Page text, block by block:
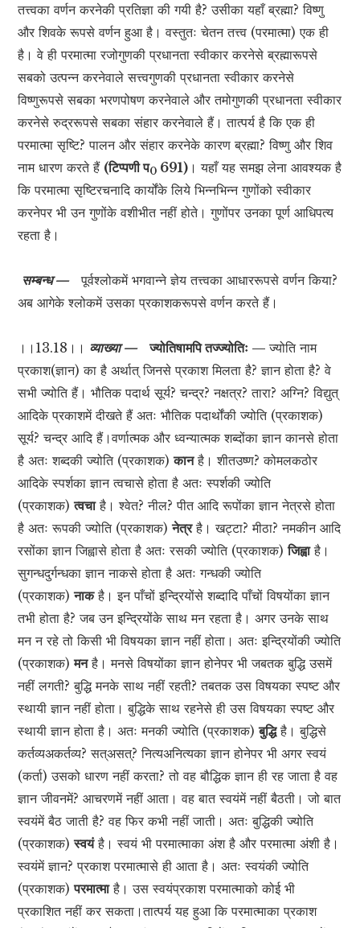
तत्त्वका वर्णन करनेकी प्रतिज्ञा की गयी है? उसीका यहाँ ब्रह्मा? विष्णु
और शिवके रूपसे वर्णन हुआ है। वस्तुतः चेतन तत्त्व (परमात्मा) एक ही
है। वे ही परमात्मा रजोगुणकी प्रधानता स्वीकार करनेसे ब्रह्मारूपसे
सबको उत्पन्न करनेवाले सत्त्वगुणकी प्रधानता स्वीकार करनेसे
विष्णुरूपसे सबका भरणपोषण करनेवाले और तमोगुणकी प्रधानता स्वीकार
करनेसे रुद्ररूपसे सबका संहार करनेवाले हैं। तात्पर्य है कि एक ही
परमात्मा सृष्टि? पालन और संहार करनेके कारण ब्रह्मा? विष्णु और शिव
नाम धारण करते हैं (टिप्पणी प0 691) । यहाँ यह समझ लेना आवश्यक है
कि परमात्मा सृष्टिरचनादि कार्योंके लिये भिन्नभिन्न गुणोंको स्वीकार
करनेपर भी उन गुणोंके वशीभीत नहीं होते। गुणोंपर उनका पूर्ण आधिपत्य
रहता है।
सम्बन्ध —
पूर्वश्लोकमें भगवान्ने ज्ञेय तत्त्वका आधाररूपसे वर्णन किया?
अब आगेके श्लोकमें उसका प्रकाशकरूपसे वर्णन करते हैं।
।।13.18।। व्याख्या — ज्योतिषामपि तज्ज्योतिः —ज्योति नाम
प्रकाश(ज्ञान) का है अर्थात् जिनसे प्रकाश मिलता है? ज्ञान होता है? वे
सभी ज्योति हैं। भौतिक पदार्थ सूर्य? चन्द्र? नक्षत्र? तारा? अग्नि? विद्युत्
आदिके प्रकाशमें दीखते हैं अतः भौतिक पदार्थोंकी ज्योति (प्रकाशक)
सूर्य? चन्द्र आदि हैं।वर्णात्मक और ध्वन्यात्मक शब्दोंका ज्ञान कानसे होता
है अतः शब्दकी ज्योति (प्रकाशक)कानहै। शीतउष्ण? कोमलकठोर
आदिके स्पर्शका ज्ञान त्वचासे होता है अतः स्पर्शकी ज्योति
(प्रकाशक)त्वचाहै। श्वेत? नील? पीत आदि रूपोंका ज्ञान नेत्रसे होता
है अतः रूपकी ज्योति (प्रकाशक)नेत्रहै। खट्टा? मीठा? नमकीन आदि
रसोंका ज्ञान जिह्वासे होता है अतः रसकी ज्योति (प्रकाशक)जिह्वाहै।
सुगन्धदुर्गन्धका ज्ञान नाकसे होता है अतः गन्धकी ज्योति
(प्रकाशक)नाकहै। इन पाँचों इन्द्रियोंसे शब्दादि पाँचों विषयोंका ज्ञान
तभी होता है? जब उन इन्द्रियोंके साथ मन रहता है। अगर उनके साथ
मन न रहे तो किसी भी विषयका ज्ञान नहीं होता। अतः इन्द्रियोंकी ज्योति
(प्रकाशक)मनहै। मनसे विषयोंका ज्ञान होनेपर भी जबतक बुद्धि उसमें
नहीं लगती? बुद्धि मनके साथ नहीं रहती? तबतक उस विषयका स्पष्ट और
स्थायी ज्ञान नहीं होता। बुद्धिके साथ रहनेसे ही उस विषयका स्पष्ट और
स्थायी ज्ञान होता है। अतः मनकी ज्योति (प्रकाशक)बुद्धिहै। बुद्धिसे
कर्तव्यअकर्तव्य? सत्असत्? नित्यअनित्यका ज्ञान होनेपर भी अगर स्वयं
(कर्ता) उसको धारण नहीं करता? तो वह बौद्धिक ज्ञान ही रह जाता है वह
ज्ञान जीवनमें? आचरणमें नहीं आता। वह बात स्वयंमें नहीं बैठती। जो बात
स्वयंमें बैठ जाती है? वह फिर कभी नहीं जाती। अतः बुद्धिकी ज्योति
(प्रकाशक)स्वयंहै। स्वयं भी परमात्माका अंश है और परमात्मा अंशी है।
स्वयंमें ज्ञान? प्रकाश परमात्मासे ही आता है। अतः स्वयंकी ज्योति
(प्रकाशक)परमात्माहै। उस स्वयंप्रकाश परमात्माको कोई भी
प्रकाशित नहीं कर सकता।तात्पर्य यह हुआ कि परमात्माका प्रकाश